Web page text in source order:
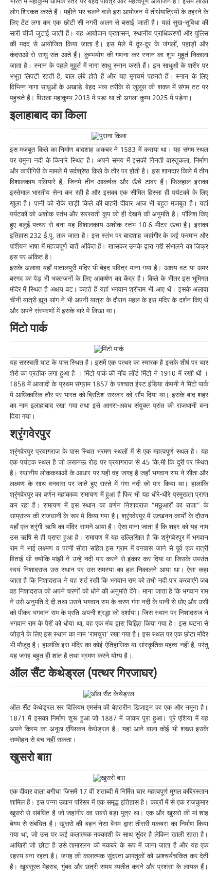
लोग शिरकत करते हैं। महीने भर चलने वाले इस आयोजन में तीर्थयात्रियों के ठहरने के
लिए टेंट लगा कर एक छोटी सी नगरी अलग से बसाई जाती है। यहां सुख-सुविधा की
सारी चीजें जुटाई जाती हैं। यह आयोजन प्रशासन, स्थानीय प्राधिकरणों और पुलिस
की मदद से आयोजित किया जाता है। इस मेले में दूर-दूर के जंगलों, पहाड़ों और
कंदराओं से साधु-संत आते हैं। कुम्भयोग की गणना कर स्नान का शुभ मुहूर्त निकाला
जाता है। स्नान के पहले मुहूर्त में नागा साधु स्नान करते हैं। इन साधुओं के शरीर पर
भभूत लिपटी रहती है, बाल लंबे होते हैं और यह मृगचर्म पहनते हैं। स्नान के लिए
विभिन्न नागा साधुओं के अखाड़े बेहद भव्य तरीके से जुलूस की शक्ल में संगम तट पर
पहुंचते हैं। पिछला महाकुम्भ 2013 में पड़ा था तो अगला कुम्भ 2025 में पड़ेगा।
इलाहाबाद का किला
इस मजबूत किले का निर्माण बादशाह अकबर ने 1583 में कराया था। यह संगम स्थल
पर यमुना नदी के किनारे स्थित है। अपने समय में इसकी गिनती वास्तुकला, निर्माण
और कारीगिरी के मामले में सर्वश्रेष्ठ किले के तौर पर होती है। इस शानदार किले में तीन
विशालकाय गलियारे हैं, जिनमे तीन आकर्षक और ऊँचे टावर हैं। फिलहाल इसका
इस्तेमाल भारतीय सेना कर रही है और इसका एक सीमित हिस्सा ही पर्यटकों के लिए
खुला है। पानी को रोके खड़ी किले की बाहरी दीवार आज भी बहुत मजबूत है। यहां
पर्यटकों को अशोक स्तंभ और सरस्वती कूप को ही देखने की अनुमति है। पॉलिश किए
हुए बलुई पत्थर से बना यह विशालकाय अशोक स्तंभ 10.6 मीटर ऊंचा है। इसका
इतिहास 232 ई.पू. तक जाता है। इस स्तंभ पर बादशाह जहांगीर के कई फरमान और
पर्शियन भाषा में महत्वपूर्ण बातें अंकित हैं। खासकर उनके द्वारा गद्दी संभालने का ज़िक्र
इस पर अंकित है।
इसके अलावा यहाँ पातालपुरी मंदिर भी बेहद पवित्र माना गया है। अक्षय वट या अमर
बरगद का पेड़ भी भक्तजनों के लिए आकर्षण का केंद्र है। किले के भीतर इस भूमिगत
मंदिर में स्थित है अक्षय वट। कहते हैं यहां भगवान श्रीराम भी आए थें। इसके अलावा
चीनी यात्री ह्यून सांग ने भी अपनी यात्रा के दौरान महल के इस मंदिर के दर्शन किए थें
और अपने संस्मरणों में इसके बारे में लिखा था।
मिंटो पार्क
यह सरस्वती घाट के पास स्थित है। इसमें एक पत्थर का स्मारक है इसके शीर्ष पर चार
शेरो का प्रतीक लगा हुआ है । मिंटो पार्क की नींव लॉर्ड मिंटो ने 1910 में रखी थी ।
1858 में आजादी के प्रथम संग्राम 1857 के पश्चात ईस्ट इंडिया कंपनी ने मिंटो पार्क
में आधिकारिक तौर पर भारत को ब्रिटिश सरकार को सौंप दिया था। इसके बाद शहर
का नाम इलाहाबाद रखा गया तथा इसे आगरा-अवध संयुक्त प्रांत की राजधानी बना
दिया गया।
श्रृंगवेरपुर
श्रृंगवेरपुर प्रयागराज के पास स्थित भ्रमण स्थलों में से एक महत्वपूर्ण स्थल है। यह
एक पर्यटक स्थल है जो लखनऊ रोड पर प्रयागराज से 45 कि.मी कि दूरी पर स्थित
है। स्थानीय लोककथाओं के आधार पर यही वह जगह है जहाँ भगवान राम ने सीता और
लक्ष्मण के साथ वनवास पर जाते हुए रास्ते में गंगा नदी को पार किया था। हालांकि
श्रृंगवेरपुर का वर्णन महाकाव्य रामायण में हुआ है फिर भी यह धीरे-धीरे प्रमुखता प्राप्त
कर रहा है। रामायण में इस स्थान का वर्णन निशादराज “मछुआरों का राजा” के
साम्राज्य की राजधानी के रूप मे किया गया है। श्रृंगवेरपुर में उत्खनन कार्यों के दौरान
यहाँ एक श्रृंगी ऋषि का मंदिर सामने आया है। ऐसा माना जाता है कि शहर को यह नाम
उस ऋषि से ही प्राप्त हुआ है। रामायण में यह उल्लिखित है कि श्रृंगवेरपुर में भगवान
राम ने भाई लक्ष्मण व पत्नी सीता सहित इस ग्राम में वनवास जाने से पूर्व एक रात्री
बिताई थी क्योंकि मांझी ने उन्हे नदी पार करने से इंकार कर दिया था जिसके उपरांत
स्वयं निशादराज उस स्थान पर उस समस्या का हल निकालने आया था। ऐसा कहा
जाता है कि निशादराज ने यह शर्त रखी कि भगवान राम को तभी नदी पार करवाएंगे जब
वह निशादराज को अपने चरणों को धोने की अनुमति देंगे। माना जाता है कि भगवान राम
ने उसे अनुमति दे दी तथा उसने भगवान राम के चरण गंगा नदी के पानी से धोए और उसी
को पीकर भगवान राम के प्रति अपनी श्रद्धा को दर्शाया। जिस स्थान पर निशादराज ने
भगवान राम के पैरों को धोया था, वह एक मंच द्वारा चिह्नित किया गया है। इस घटना से
जोड़ने के लिए इस स्थान का नाम ‘रामचुरा’ रखा गया है। इस स्थल पर एक छोटा मंदिर
भी मौजूद है। हालांकि इस मंदिर का कोई ऐतिहासिक या सांस्कृतिक महत्व नहीं है, परंतु
यह जगह बहुत ही शांत है तथा भ्रमण करने योग्य है।.
ऑल सैंट केथेड्रल (पत्थर गिरजाघर)
ऑल सैंट केथेड्रल सर विलियम एमर्सन की बेहतरीन डिजाइन का एक और नमूना है।
1871 में इसका निर्माण शुरू हुआ जो 1887 में जाकर पूरा हुआ। पूरे एशिया में यह
अपने किस्म का अनूठा एंग्लिकन केथेड्रल है। यहां आने वाला कोई भी शख्स इसके
सम्मोहन से बच नहीं सकता।
खुसरो बाग़
एक दीवार वाला बगीचा जिसमें 17 वीं शताब्दी में निर्मित चार महत्वपूर्ण मुगल कब्रिस्तान
शामिल हैं। इस पन्ना उद्यान परिसर में एक समृद्ध इतिहास है। कब्रों में से एक राजकुमार
खुसरो से संबंधित है जो जहांगीर का सबसे बड़ा पुत्र था। एक और खुसरो की मां शाह
बेगम से संबंधित है। खुसरो की बहन नेसा बेगम द्वारा तीसरी मकबरा का निर्माण किया
गया था, जो उस पर कई कलात्मक नक्काशी के साथ सुंदर है लेकिन खाली रहता है।
आखिरी जो छोटा है उसे तामारलन की मकबरे के रूप में जाना जाता है और यह एक
रहस्य बना रहता है। जगह की कलात्मक सुंदरता आगंतुकों को आश्चर्यचकित कर देती
है। खूबसूरत मेहराब, गुंबद और छत्री समय व्यतीत करने और प्रशंसा के लायक हैं।